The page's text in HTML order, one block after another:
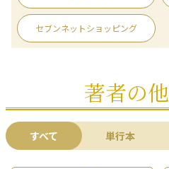
セブンネットショッピング
著者の
すべて 単行本